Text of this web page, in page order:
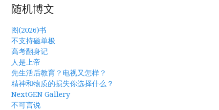
随机博文
图(2026)书
不支持磁单极
高考翻身记
人是上帝
先生活后教育？电视又怎样？
精神和物质的损失你选择什么？
NextGEN Gallery
不可言说